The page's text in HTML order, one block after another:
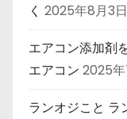
く 2025年8月3日
エアコン添加
エアコン 2025
ランオジこと